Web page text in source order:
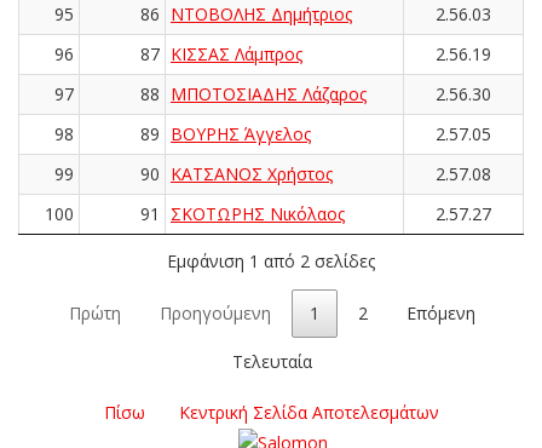
95
86 ΝΤΟΒΟΛΗΣ Δημήτριος
2.56.03
96
87 ΚΙΣΣΑΣ Λάμπρος
2.56.19
97
88 ΜΠΟΤΟΣΙΑΔΗΣ Λάζαρος
2.56.30
98
89 ΒΟΥΡΗΣ Άγγελος
2.57.05
99
90 ΚΑΤΣΑΝΟΣ Χρήστος
2.57.08
100
91 ΣΚΟΤΩΡΗΣ Νικόλαος 2.57.27
Εμφάνιση 1 από 2 σελίδες
Πρώτη Προηγούμενη 1 2 Επόμενη
Τελευταία
Πίσω Κεντρική Σελίδα Αποτελεσμάτων